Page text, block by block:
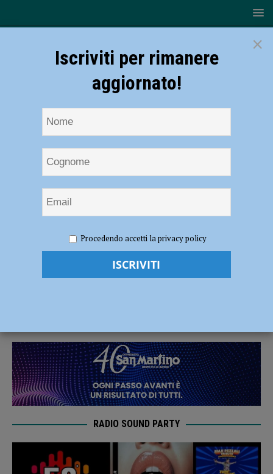
Trevozzo un successo tra convivialità e solidarietà
Festa dell’anolino a Trevozzo un successo
RADIO SOUND PARTY
×
Iscriviti per rimanere
aggiornato!
Procedendo accetti la privacy policy